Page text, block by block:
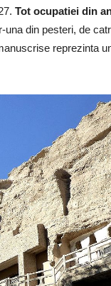
Tot ocupatiei din
una din pesteri, de
reprezinta